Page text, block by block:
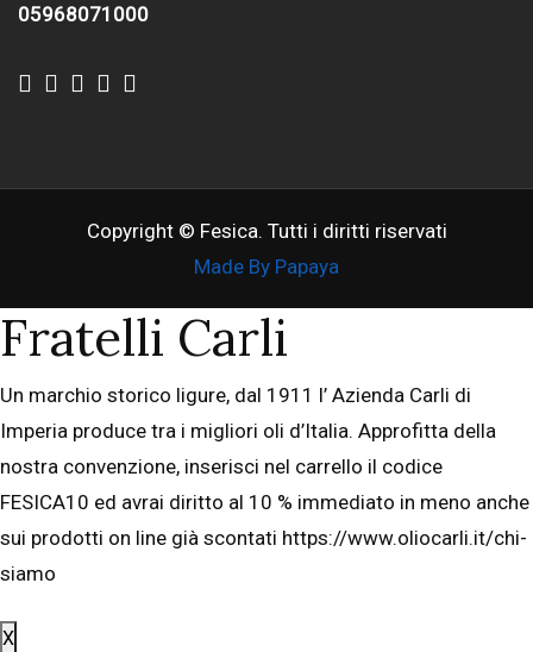
05968071000
Copyright © Fesica. Tutti i diritti riservati
Made By Papaya
Fratelli Carli
Un marchio storico ligure, dal 1911 l’ Azienda Carli di
Imperia produce tra i migliori oli d’Italia. Approfitta della
nostra convenzione, inserisci nel carrello il codice
FESICA10 ed avrai diritto al 10 % immediato in meno anche
sui prodotti on line già scontati https://www.oliocarli.it/chi-
siamo
X